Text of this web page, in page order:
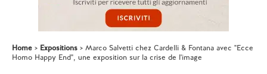
Home Expositions
Marco Salvetti chez Cardelli & Fontana avec "Ecce
Homo Happy End", une exposition sur la crise de l'image